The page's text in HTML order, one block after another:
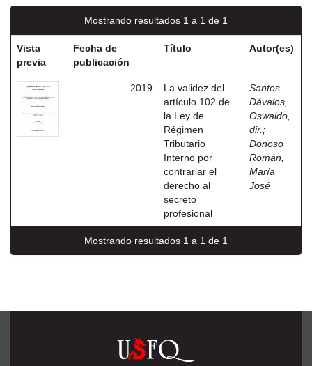
Mostrando resultados 1 a 1 de 1
Vista
previa
Fecha de
publicación
Título Autor(es)
2019
La validez del
artículo 102 de
la Ley de
Régimen
Tributario
Interno por
contrariar el
derecho al
secreto
profesional
Santos
Dávalos,
Oswaldo,
dir. ;
Donoso
Román,
María
José
Mostrando resultados 1 a 1 de 1